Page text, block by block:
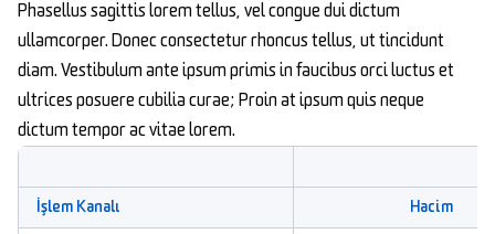
Phasellus sagittis lorem tellus, vel congue dui dictum
ullamcorper. Donec consectetur rhoncus tellus, ut tincidunt
diam. Vestibulum ante ipsum primis in faucibus orci luctus et
ultrices posuere cubilia curae; Proin at ipsum quis neque
dictum tempor ac vitae lorem.
İşlem Kanalı Hacim